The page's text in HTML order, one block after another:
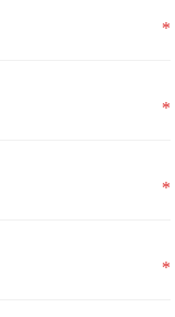
*
*
*
*